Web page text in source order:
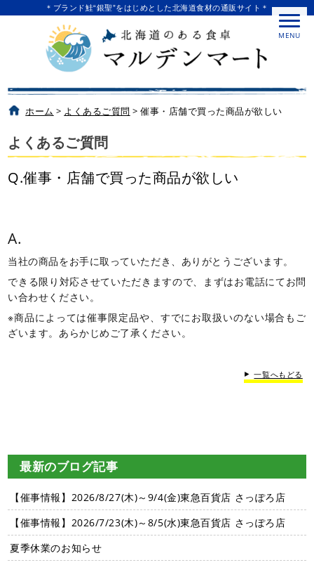
＊ブランド鮭“銀聖”をはじめとした北海道食材の通販サイト＊
MENU
ホーム > よくあるご質問 >催事・店舗で買った商品が欲しい
よくあるご質問
Q.催事・店舗で買った商品が欲しい
A.
当社の商品をお手に取っていただき、ありがとうございます。
できる限り対応させていただきますので、まずはお電話にてお問
い合わせください。
※商品によっては催事限定品や、すでにお取扱いのない場合もご
ざいます。あらかじめご了承ください。
一覧へもどる
最新のブログ記事
【催事情報】2026/8/27(木)～9/4(金)東急百貨店 さっぽろ店
【催事情報】2026/7/23(木)～8/5(水)東急百貨店 さっぽろ店
夏季休業のお知らせ